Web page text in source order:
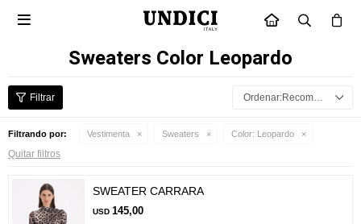
INICIO

Sweaters Color Leopardo
Recomendados
Filtrando por: Vestimenta Sweaters Color: Leopardo
Quitar filtros
SWEATER CARRARA
USD 145,00